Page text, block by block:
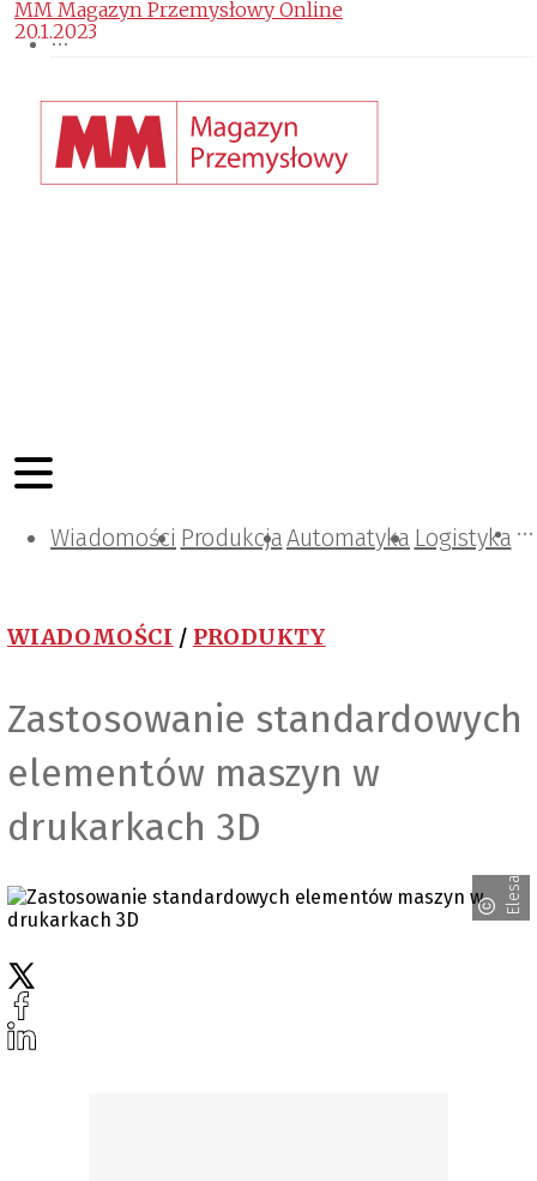
Wiadomości ProdukcjaAutomatyka Logistyka
Projektowanie i konstrukcje
Zarządzanie i IT
Tematy specjalne
WIADOMOŚCI / PRODUKTY
Zastosowanie standardowych
elementów maszyn w
drukarkach 3D
Elesa+Ganter
MM Magazyn Przemysłowy Online
20.1.2023